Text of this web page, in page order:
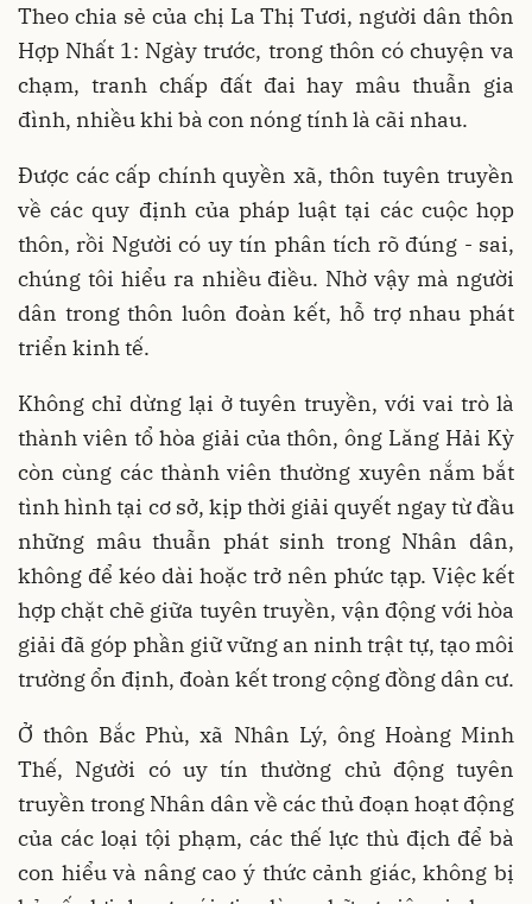
Theo chia sẻ của chị La Thị Tươi, người dân thôn
Hợp Nhất 1: Ngày trước, trong thôn có chuyện va
chạm, tranh chấp đất đai hay mâu thuẫn gia
đình, nhiều khi bà con nóng tính là cãi nhau.
Được các cấp chính quyền xã, thôn tuyên truyền
về các quy định của pháp luật tại các cuộc họp
thôn, rồi Người có uy tín phân tích rõ đúng - sai,
chúng tôi hiểu ra nhiều điều. Nhờ vậy mà người
dân trong thôn luôn đoàn kết, hỗ trợ nhau phát
triển kinh tế.
Không chỉ dừng lại ở tuyên truyền, với vai trò là
thành viên tổ hòa giải của thôn, ông Lăng Hải Kỳ
còn cùng các thành viên thường xuyên nắm bắt
tình hình tại cơ sở, kịp thời giải quyết ngay từ đầu
những mâu thuẫn phát sinh trong Nhân dân,
không để kéo dài hoặc trở nên phức tạp. Việc kết
hợp chặt chẽ giữa tuyên truyền, vận động với hòa
giải đã góp phần giữ vững an ninh trật tự, tạo môi
trường ổn định, đoàn kết trong cộng đồng dân cư.
Ở thôn Bắc Phù, xã Nhân Lý, ông Hoàng Minh
Thế, Người có uy tín thường chủ động tuyên
truyền trong Nhân dân về các thủ đoạn hoạt động
của các loại tội phạm, các thế lực thù địch để bà
con hiểu và nâng cao ý thức cảnh giác, không bị